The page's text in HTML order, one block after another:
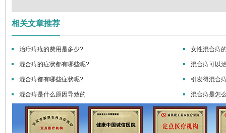
相关文章推荐
治疗痔疮的费用是多少? 女性混合痔
混合痔的症状都有哪些呢? 混合痔可以
混合痔都有哪些症状呢? 引发得混合
混合痔是什么原因导致的 混合痔是怎